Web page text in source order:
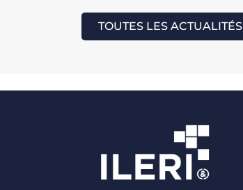
TOUTES LES ACTUALITÉS